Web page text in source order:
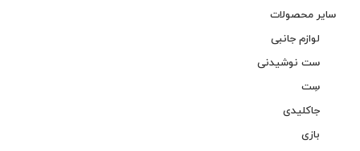
سایر محصولات
لوازم جانبی
ست نوشیدنی
سِت
جاکلیدی
بازی